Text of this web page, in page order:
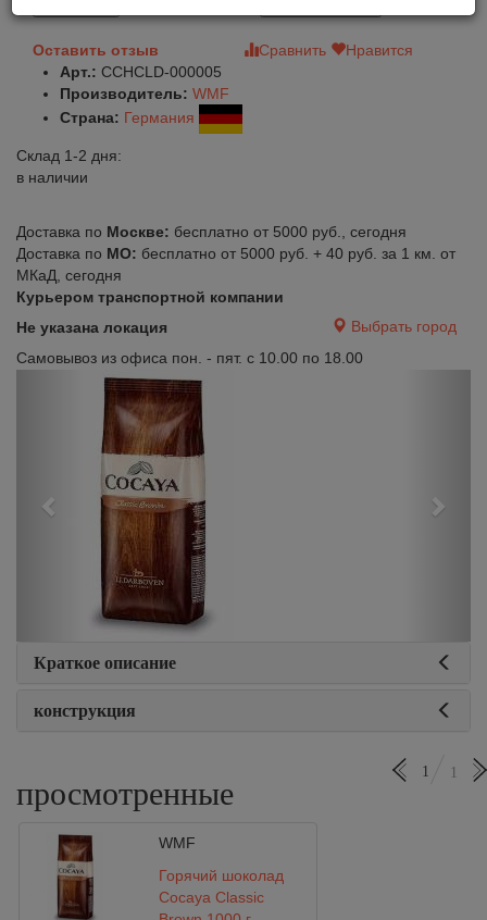
Оставить отзыв Сравнить
Нравится
Арт.: CCHCLD-000005
Производитель: WMF
Страна: Германия
Склад 1-2 дня:
в наличии
Доставка по Москве: бесплатно от 5000 руб., сегодня
Доставка по МО: бесплатно от 5000 руб. + 40 руб. за 1 км. от
МКаД, сегодня
Курьером транспортной компании
Не указана локация
Выбрать город
Самовывоз из офиса пон. - пят. с 10.00 по 18.00
Previous
Краткое описание
конструкция
просмотренные
1 1
WMF
Горячий шоколад
Cocayа Classic